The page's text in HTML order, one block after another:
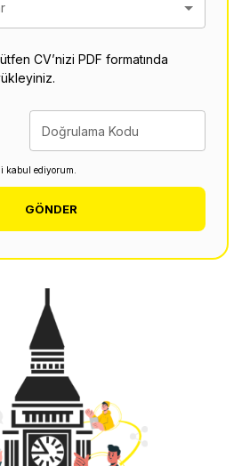
CV’nizi PDF formatında
Doğrulama Kodu
kabul ediyorum.
GÖNDER